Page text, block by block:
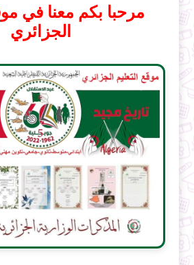
مرحبا بكم معنا في
الجزائري